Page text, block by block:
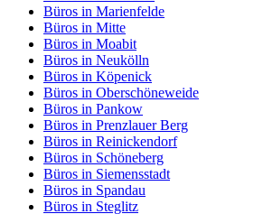
Büros in Marienfelde
Büros in Mitte
Büros in Moabit
Büros in Neukölln
Büros in Köpenick
Büros in Oberschöneweide
Büros in Pankow
Büros in Prenzlauer Berg
Büros in Reinickendorf
Büros in Schöneberg
Büros in Siemensstadt
Büros in Spandau
Büros in Steglitz